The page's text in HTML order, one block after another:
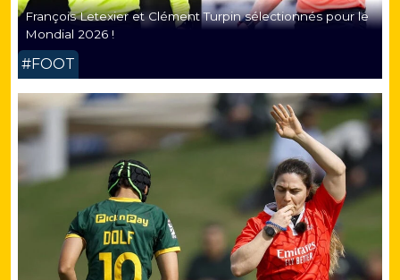
François Letexier et Clément Turpin sélectionnés pour le
Mondial 2026 !
#FOOT